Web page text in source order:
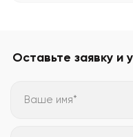
Оставьте заявку и
Ваше имя*